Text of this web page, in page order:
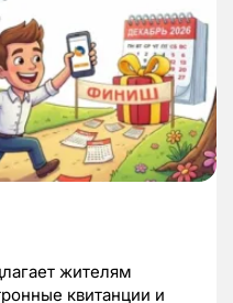
жителям
квитанции и